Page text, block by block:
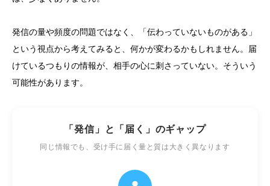
発信の量や頻度の問題ではなく、「伝わっていないものがある」
という視点から考えてみると、何かが変わるかもしれません。届
けているつもりの情報が、相手の心に刺さっていない。そういう
可能性があります。
「発信」と「届く」のギャップ
同じ情報でも、受け手に届く量と質は大きく異なります